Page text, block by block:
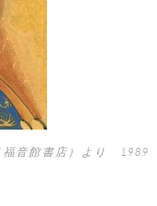
音館書店）より 1989